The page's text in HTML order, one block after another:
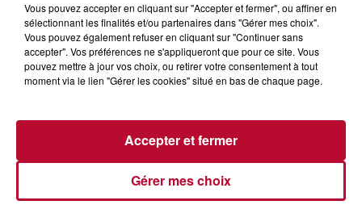
LES ARÈNES CES 3...
Après un franc succès l'été dernier, le spectacle « Le Rêve
du gladiateur » revient illuminer l'amphithéâtre romain les 6,
7 et 8 août. Une fresque nocturne...
Vous pouvez accepter en cliquant sur "Accepter et fermer", ou affiner en
sélectionnant les finalités et/ou partenaires dans "Gérer mes choix".
Vous pouvez également refuser en cliquant sur "Continuer sans
accepter". Vos préférences ne s'appliqueront que pour ce site. Vous
pouvez mettre à jour vos choix, ou retirer votre consentement à tout
moment via le lien "Gérer les cookies" situé en bas de chaque page.
Gérer mes choix
Accepter et fermer